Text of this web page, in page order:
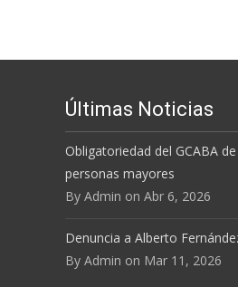
Últimas Noticias
Obligatoriedad del GCABA
personas mayores
By Admin on Abr 6, 2026
Denuncia a Alberto
By Admin on Mar 11, 2026